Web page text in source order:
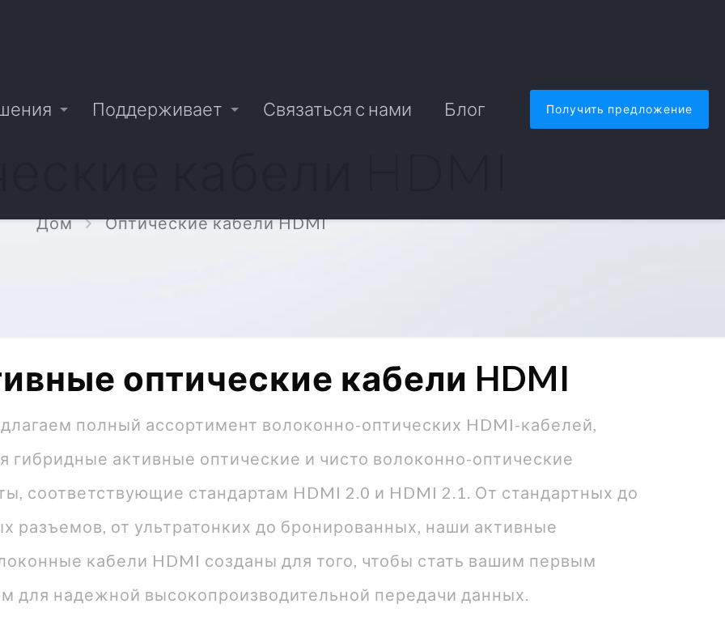
Поддерживает Связаться с нами Блог Получить предложение
Дом Оптические кабели HDMI
оптические кабели HDMI
полный ассортимент волоконно-оптических HDMI-кабелей,
гибридные активные оптические и чисто волоконно-оптические
соответствующие стандартам HDMI 2.0 и HDMI 2.1. От стандартных до
разъемов, от ультратонких до бронированных, наши активные
кабели HDMI созданы для того, чтобы стать вашим первым
для надежной высокопроизводительной передачи данных.